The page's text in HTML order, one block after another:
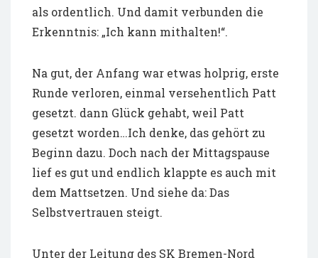
als ordentlich. Und damit verbunden die
Erkenntnis: „Ich kann mithalten!“.
Na gut, der Anfang war etwas holprig, erste
Runde verloren, einmal versehentlich Patt
gesetzt. dann Glück gehabt, weil Patt
gesetzt worden…Ich denke, das gehört zu
Beginn dazu. Doch nach der Mittagspause
lief es gut und endlich klappte es auch mit
dem Mattsetzen. Und siehe da: Das
Selbstvertrauen steigt.
Unter der Leitung des SK Bremen-Nord